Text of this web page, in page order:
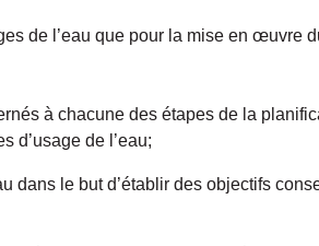
de l’eau que pour la mise en œuvre
à chacune des étapes de la
d’usage de l’eau;
dans le but d’établir des objectifs